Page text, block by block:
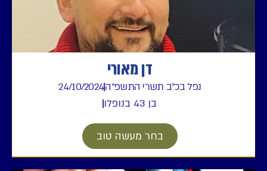
דן מאורי
נפל בכ"ב תשרי התשפ"ה24/10/2024
בן 43 בנופלו
בחר מעשה טוב